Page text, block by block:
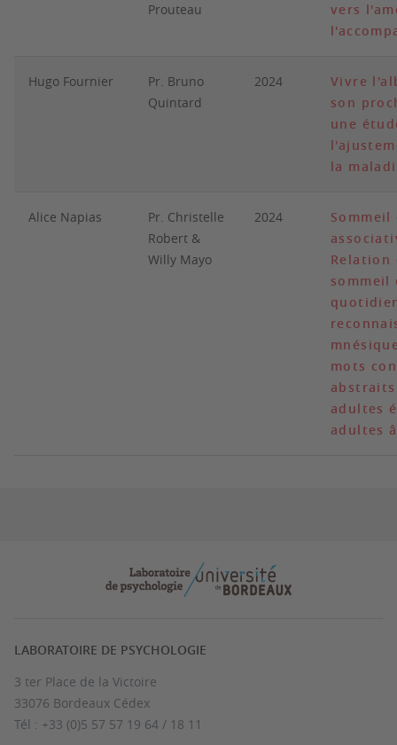
Prouteau
vers
Hugo Fournier
Pr. Bruno
Quintard
2024
Vivre
son
une
la
Alice Napias
Pr. Christelle
Robert &
Willy Mayo
2024
Relation
sommeil
mots
adultes
adultes
LABORATOIRE DE PSYCHOLOGIE
3 ter Place de la Victoire
33076 Bordeaux Cédex
Tél : +33 (0)5 57 57 19 64 / 18 11